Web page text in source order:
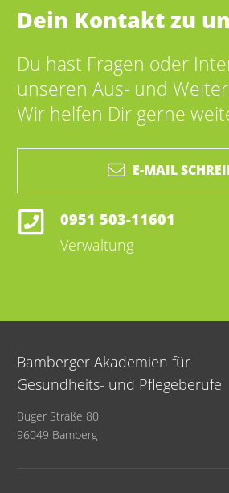
Dein Kontakt zu
Du hast Fragen oder
unseren Aus- und
Wir helfen Dir gerne
E-MAIL
0951 503-11601
Verwaltung
Bamberger Akademien für
Gesundheits- und Pflegeberufe
Buger Straße 80
96049 Bamberg